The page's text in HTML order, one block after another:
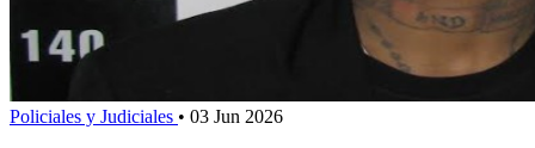
Policiales y Judiciales • 03 Jun 2026